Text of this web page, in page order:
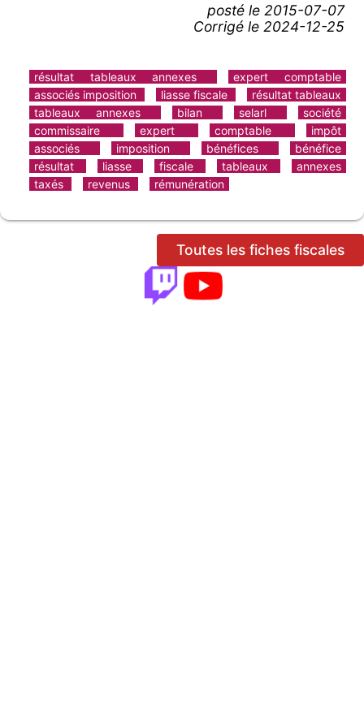
posté le 2015-07-07
Corrigé le 2024-12-25
résultat tableaux annexes
expert comptable
associés imposition
liasse fiscale
résultat tableaux
tableaux annexes
bilan selarl
société
commissaire
expert comptable
impôt
associés
imposition bénéfices
bénéfice
résultat
liasse fiscale tableaux
annexes
taxés
revenus rémunération
Toutes les fiches fiscales